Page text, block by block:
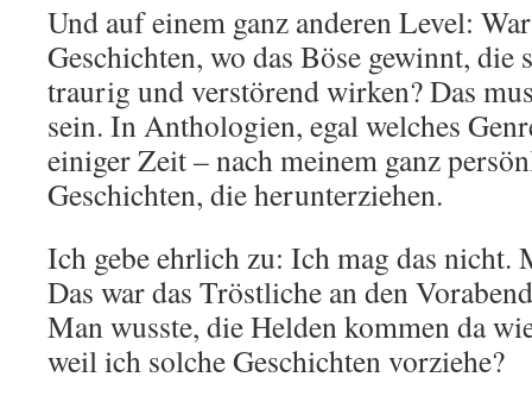
Und auf einem ganz anderen Level:
Geschichten, wo das Böse gewinnt, die
traurig und verstörend wirken? Das
sein. In Anthologien, egal welches
einiger Zeit – nach meinem ganz
Geschichten, die herunterziehen.
Ich gebe ehrlich zu: Ich mag das nicht.
Das war das Tröstliche an den
Man wusste, die Helden kommen da
weil ich solche Geschichten vorziehe?